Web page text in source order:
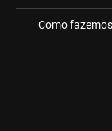
Como